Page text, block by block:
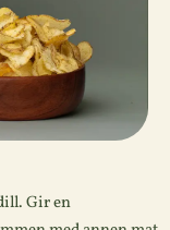
Gir en